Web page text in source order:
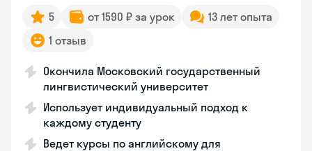
5 от 1590 ₽ за урок
13 лет опыта
1 отзыв
Окончила Московский государственный
лингвистический университет
Использует индивидуальный подход к
каждому студенту
Ведет курсы по английскому для